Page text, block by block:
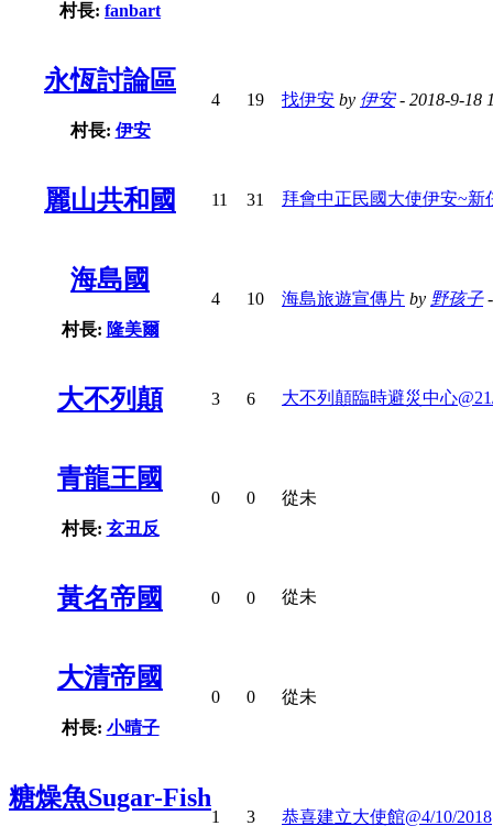
村長: fanbart
永恆討論區
村長: 伊安
4 19 找伊安 by 伊安- 2018-9-18
麗山共和國 11 31 拜會中正民國大使伊安~新
海島國
村長: 隆美爾
4 10 海島旅遊宣傳片 by 野孩子-
大不列顛 3 6 大不列顛臨時避災中心
青龍王國
村長: 玄丑反
0 0 從未
黃名帝國 0 0 從未
大清帝國
村長: 小晴子
0 0 從未
糖燥魚Sugar-Fish
1 3 恭喜建立大使館@4/10/2018